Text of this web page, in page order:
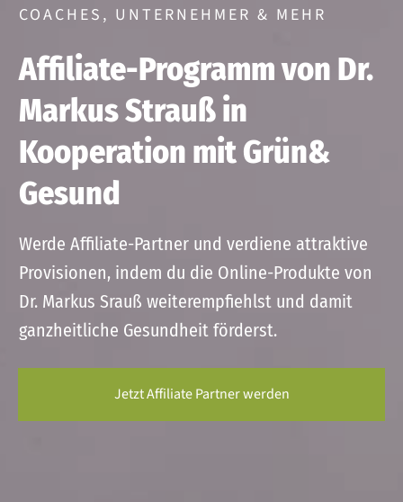
COACHES, UNTERNEHMER & MEHR
Affiliate-Programm von Dr.
Markus Strauß in
Kooperation mit Grün&
Gesund
Werde Affiliate-Partner und verdiene attraktive
Provisionen, indem du die Online-Produkte von
Dr. Markus Srauß weiterempfiehlst und damit
ganzheitliche Gesundheit förderst.
Jetzt Affiliate Partner werden